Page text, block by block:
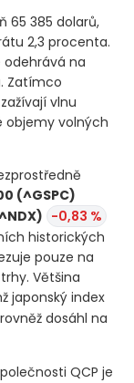
65 385 dolarů,
2,3 procenta.
odehrává na
Zatímco
vlnu
objemy volných
(^GSPC)
-0,83 %
historických
pouze na
Většina
japonský index
dosáhl na
QCP je